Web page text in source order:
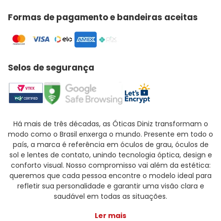
Formas de pagamento e bandeiras aceitas
Selos de segurança
Há mais de três décadas, as Óticas Diniz transformam o
modo como o Brasil enxerga o mundo. Presente em todo o
país, a marca é referência em óculos de grau, óculos de
sol e lentes de contato, unindo tecnologia óptica, design e
conforto visual. Nosso compromisso vai além da estética:
queremos que cada pessoa encontre o modelo ideal para
refletir sua personalidade e garantir uma visão clara e
saudável em todas as situações.
Ler mais